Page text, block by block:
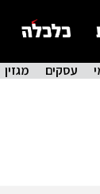
עסקים מגזין